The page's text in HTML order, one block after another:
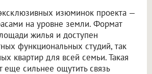
изюминок проекта —
на уровне земли. Формат
жилья и доступен
функциональных студий, так
квартир для всей семьи. Такая
еще сильнее ощутить связь